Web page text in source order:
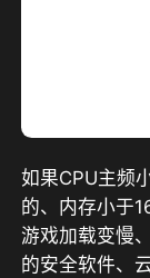
如果CPU主频
的、内存小于
游戏加载变慢
的安全软件、